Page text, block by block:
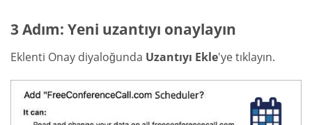
3 Adım: Yeni uzantıyı onaylayın
Eklenti Onay diyaloğunda Uzantıyı Ekle'ye tıklayın.